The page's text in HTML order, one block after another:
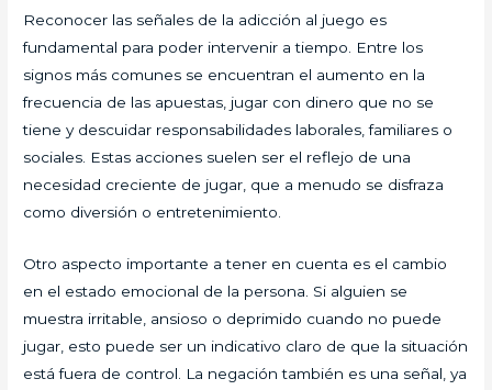
Reconocer las señales de la adicción al juego es
fundamental para poder intervenir a tiempo. Entre los
signos más comunes se encuentran el aumento en la
frecuencia de las apuestas, jugar con dinero que no se
tiene y descuidar responsabilidades laborales, familiares o
sociales. Estas acciones suelen ser el reflejo de una
necesidad creciente de jugar, que a menudo se disfraza
como diversión o entretenimiento.
Otro aspecto importante a tener en cuenta es el cambio
en el estado emocional de la persona. Si alguien se
muestra irritable, ansioso o deprimido cuando no puede
jugar, esto puede ser un indicativo claro de que la situación
está fuera de control. La negación también es una señal, ya